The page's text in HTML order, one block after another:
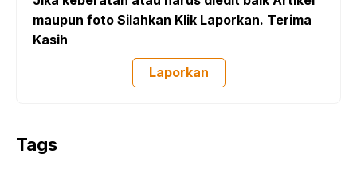
maupun foto Silahkan Klik Laporkan. Terima
Kasih
Laporkan
Tags